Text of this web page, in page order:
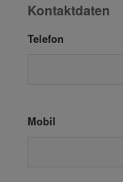
Kontaktdaten
Telefon
Mobil